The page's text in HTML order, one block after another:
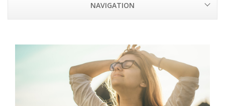
NAVIGATION